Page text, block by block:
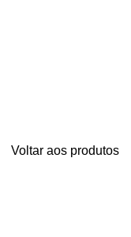
Voltar aos produtos